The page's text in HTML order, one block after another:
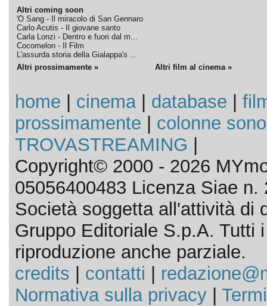
Altri coming soon
'O Sang - Il miracolo di San Gennaro
Carlo Acutis - Il giovane santo
Carla Lonzi - Dentro e fuori dal m...
Cocomelon - Il Film
L'assurda storia della Gialappa's ...
Altri prossimamente » Altri film al cinema »
home cinema| database
prossimamente
colonne
TROVASTREAMING
Copyright© 2000 - 2026
05056400483 Licenza Siae n.
Società soggetta all'attività di
Gruppo Editoriale S.p.A. Tutti
riproduzione anche parziale.
credits
contatti
Normativa sulla privacy|